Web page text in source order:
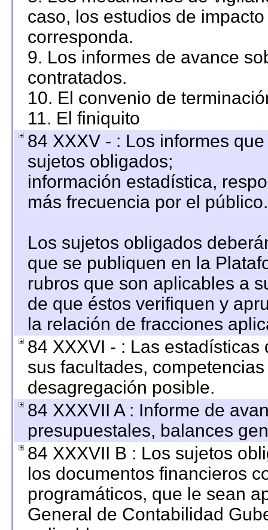
caso, los estudios de
corresponda.
9. Los informes de avance
contratados.
10. El convenio de
11. El finiquito
84 XXXV - : Los informes
sujetos obligados;
información estadística,
más frecuencia por el público.
Los sujetos obligados
que se publiquen en la
rubros que son aplicables a
de que éstos verifiquen y
la relación de fracciones
84 XXXVI - : Las
sus facultades,
desagregación posible.
84 XXXVII A : Informe de
presupuestales, balances
84 XXXVII B : Los sujetos
los documentos financieros
programáticos, que le sean
General de Contabilidad